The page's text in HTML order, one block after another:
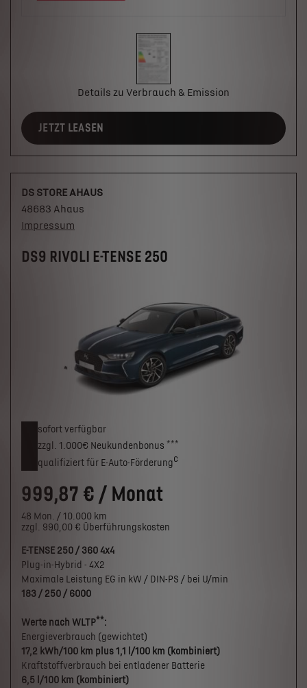
Details zu Verbrauch & Emission
JETZT LEASEN
DS9 RIVOLI E-TENSE 250
sofort verfügbar
zzgl. 1.000€ Neukunden­bonus ***
qualifiziert für E-Auto-Förderungc
999,87 € / Monat
48 Mon. / 10.000 km
zzgl. 990,00 € Überführungskosten
DS STORE AHAUS
48683 Ahaus
Impressum
E-TENSE 250 / 360 4x4
Plug-in-Hybrid - 4X2
Maximale Leistung EG in kW / DIN-PS / bei U/min
183 / 250 / 6000
Werte nach WLTP**:
Energieverbrauch (gewichtet)
17,2 kWh/100 km plus 1,1 l/100 km (kombiniert)
Kraftstoffverbrauch bei entladener Batterie
6,5 l/100 km (kombiniert)